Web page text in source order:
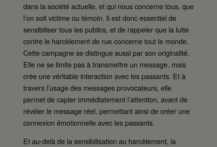
dans la société actuelle, et qui nous concerne tous, que
l’on soit victime ou témoin. Il est donc essentiel de
sensibiliser tous les publics, et de rappeler que la lutte
contre le harcèlement de rue concerne tout le monde.
Cette campagne se distingue aussi par son originalité.
Elle ne se limite pas à transmettre un message, mais
crée une véritable interaction avec les passants. Et à
travers l’usage des messages provocateurs, elle
permet de capter immédiatement l’attention, avant de
révéler le message réel, permettant ainsi de créer une
connexion émotionnelle avec les passants.
Et au-delà de la sensibilisation au harcèlement, la